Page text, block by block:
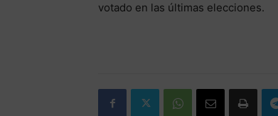
votado en las últimas elecciones.